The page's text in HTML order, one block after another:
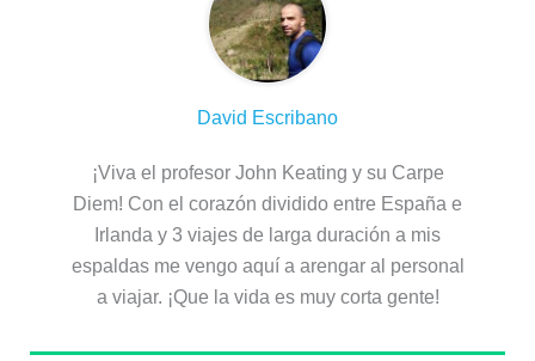
David Escribano
¡Viva el profesor John Keating y su Carpe
Diem! Con el corazón dividido entre España e
Irlanda y 3 viajes de larga duración a mis
espaldas me vengo aquí a arengar al personal
a viajar. ¡Que la vida es muy corta gente!